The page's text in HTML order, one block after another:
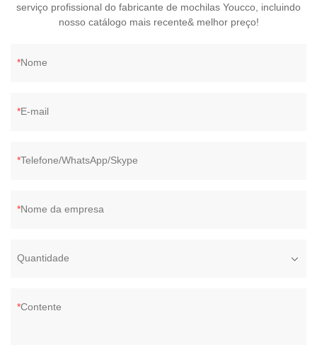
serviço profissional do fabricante de mochilas Youcco, incluindo
nosso catálogo mais recente& melhor preço!
Nome
E-mail
Telefone/WhatsApp/Skype
Nome da empresa
Quantidade
Contente